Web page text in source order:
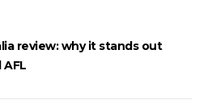
review: why it stands out